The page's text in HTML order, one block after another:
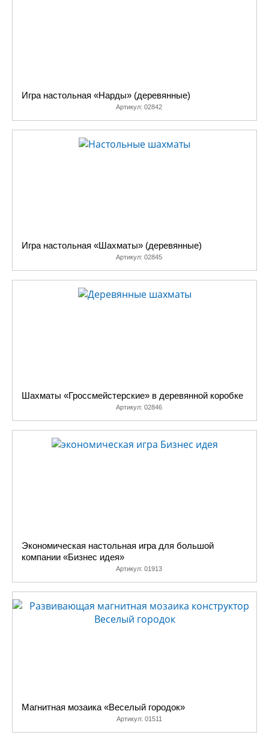
Игра настольная «Нарды» (деревянные)
Артикул: 02842
Игра настольная «Шахматы» (деревянные)
Артикул: 02845
Шахматы «Гроссмейстерские» в деревянной коробке
Артикул: 02846
Экономическая настольная игра для большой
компании «Бизнес идея»
Артикул: 01913
Магнитная мозаика «Веселый городок»
Артикул: 01511